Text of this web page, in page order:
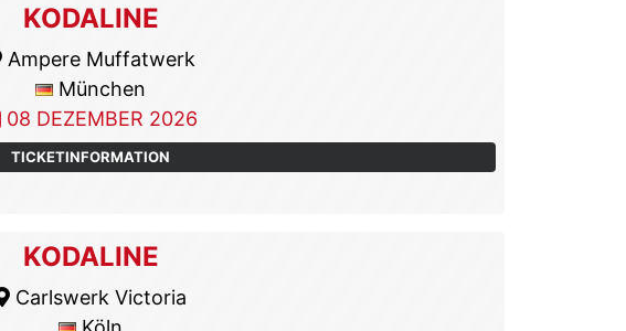
KODALINE
Ampere Muffatwerk
München
08 DEZEMBER 2026
TICKETINFORMATION
KODALINE
Carlswerk Victoria